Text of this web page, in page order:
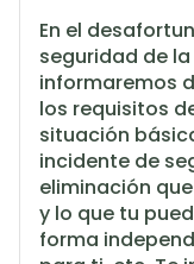
En el
seguridad de
informaremos
los requisitos
situación
incidente de
eliminación
y lo que tu
forma